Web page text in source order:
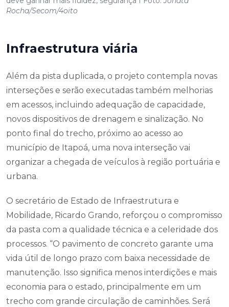
Rocha/Secom/4oito
Infraestrutura viária
Além da pista duplicada, o projeto contempla novas
interseções e serão executadas também melhorias
em acessos, incluindo adequação de capacidade,
novos dispositivos de drenagem e sinalização. No
ponto final do trecho, próximo ao acesso ao
município de Itapoá, uma nova interseção vai
organizar a chegada de veículos à região portuária e
urbana.
O secretário de Estado de Infraestrutura e
Mobilidade, Ricardo Grando, reforçou o compromisso
da pasta com a qualidade técnica e a celeridade dos
processos. “O pavimento de concreto garante uma
vida útil de longo prazo com baixa necessidade de
manutenção. Isso significa menos interdições e mais
economia para o estado, principalmente em um
trecho com grande circulação de caminhões. Será